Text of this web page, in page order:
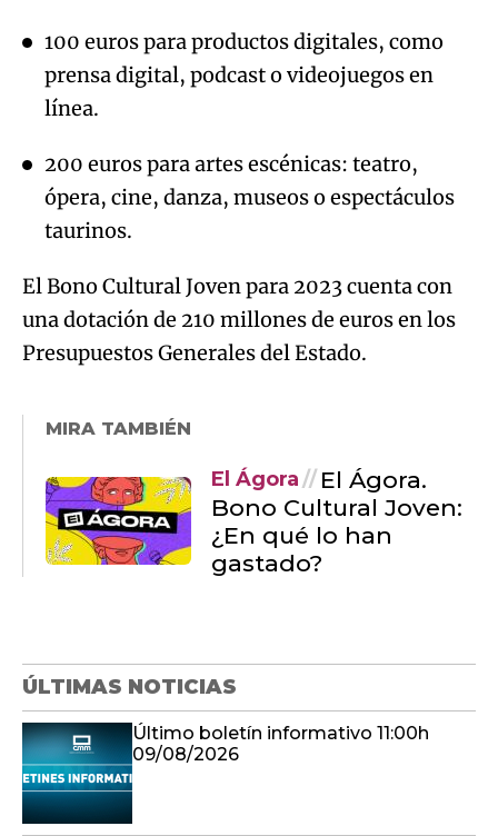
100 euros para productos digitales, como
prensa digital, podcast o videojuegos en
línea.
200 euros para artes escénicas: teatro,
ópera, cine, danza, museos o espectáculos
taurinos.
El Bono Cultural Joven para 2023 cuenta con
una dotación de 210 millones de euros en los
Presupuestos Generales del Estado.
MIRA TAMBIÉN
El Ágora
El Ágora.
Bono Cultural Joven:
¿En qué lo han
gastado?
ÚLTIMAS NOTICIAS
Último boletín informativo 11:00h
09/08/2026